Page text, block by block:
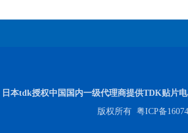
日本tdk授权中国国内一级代理商提供TDK贴片
版权所有 粤ICP备